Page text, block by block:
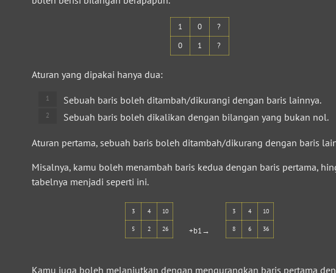
1 0
?
0
1 ?
Aturan yang dipakai hanya dua:
Sebuah baris boleh ditambah/dikurangi dengan baris lainnya.
Sebuah baris boleh dikalikan dengan bilangan yang bukan nol.
Aturan pertama, sebuah baris boleh ditambah/dikurang dengan baris
Misalnya, kamu boleh menambah baris kedua dengan baris pertama,
tabelnya menjadi seperti ini.
3 4 10
5 2 26
3 4 10
8 6 36
+b1→
Kamu juga boleh melanjutkan dengan mengurangkan baris pertama